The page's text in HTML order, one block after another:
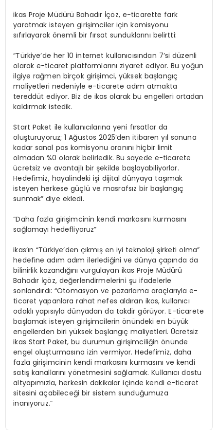
ikas Proje Müdürü Bahadır İçöz, e-ticarette fark
yaratmak isteyen girişimciler için komisyonu
sıfırlayarak önemli bir fırsat sunduklarını belirtti:
“Türkiye’de her 10 internet kullanıcısından 7’si düzenli
olarak e-ticaret platformlarını ziyaret ediyor. Bu yoğun
ilgiye rağmen birçok girişimci, yüksek başlangıç
maliyetleri nedeniyle e-ticarete adım atmakta
tereddüt ediyor. Biz de ikas olarak bu engelleri ortadan
kaldırmak istedik.
Start Paket ile kullanıcılarına yeni fırsatlar da
oluşturuyoruz; 1 Ağustos 2025’den itibaren yıl sonuna
kadar sanal pos komisyonu oranını hiçbir limit
olmadan %0 olarak belirledik. Bu sayede e-ticarete
ücretsiz ve avantajlı bir şekilde başlayabiliyorlar.
Hedefimiz, hayalindeki işi dijital dünyaya taşımak
isteyen herkese güçlü ve masrafsız bir başlangıç
sunmak” diye ekledi.
“Daha fazla girişimcinin kendi markasını kurmasını
sağlamayı hedefliyoruz”
ikas’ın “Türkiye’den çıkmış en iyi teknoloji şirketi olma”
hedefine adım adım ilerlediğini ve dünya çapında da
bilinirlik kazandığını vurgulayan ikas Proje Müdürü
Bahadır İçöz, değerlendirmelerini şu ifadelerle
sonlandırdı: “Otomasyon ve pazarlama araçlarıyla e-
ticaret yapanlara rahat nefes aldıran ikas, kullanıcı
odaklı yapısıyla dünyadan da takdir görüyor. E-ticarete
başlamak isteyen girişimcilerin önündeki en büyük
engellerden biri yüksek başlangıç maliyetleri. Ücretsiz
ikas Start Paket, bu durumun girişimciliğin önünde
engel oluşturmasına izin vermiyor. Hedefimiz, daha
fazla girişimcinin kendi markasını kurmasını ve kendi
satış kanallarını yönetmesini sağlamak. Kullanıcı dostu
altyapımızla, herkesin dakikalar içinde kendi e-ticaret
sitesini açabileceği bir sistem sunduğumuza
inanıyoruz.”